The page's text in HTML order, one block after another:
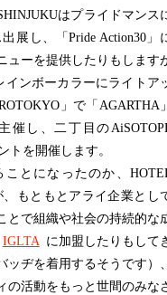
はプライドマンス
展し、「Pride Action30」
ューを提供したりもします
インボーカラーにライトア
」で「AGARTHA」
し、二丁目の
トを開催します。
とになったのか、
、もともとアライ企業とし
とで組織や社会の持続的な
IGLTA に加盟したりもして
ヂを着用するそうです）、
の活動をもっと世間のみな